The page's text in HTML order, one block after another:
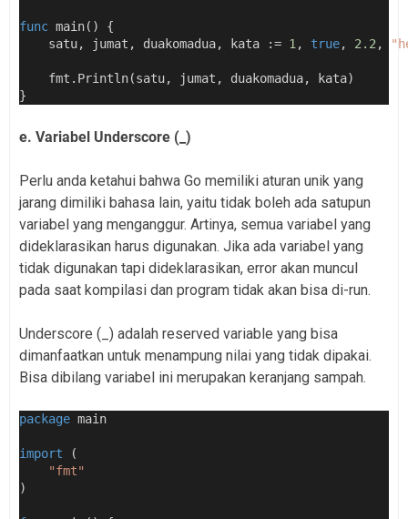
func main() {
satu, jumat, duakomadua, kata := 1 , true, 2.2 ,
fmt.Println(satu, jumat, duakomadua, kata)
}
e. Variabel Underscore (_)
Perlu anda ketahui bahwa Go memiliki aturan unik yang
jarang dimiliki bahasa lain, yaitu tidak boleh ada satupun
variabel yang menganggur. Artinya, semua variabel yang
dideklarasikan harus digunakan. Jika ada variabel yang
tidak digunakan tapi dideklarasikan, error akan muncul
pada saat kompilasi dan program tidak akan bisa di-run.
Underscore (_) adalah reserved variable yang bisa
dimanfaatkan untuk menampung nilai yang tidak dipakai.
Bisa dibilang variabel ini merupakan keranjang sampah.
package main
import (
"fmt"
)